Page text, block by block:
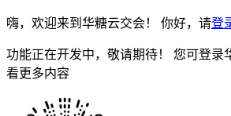
嗨，欢迎来到华糖云交会！ 你好，请登
功能正在开发中，敬请期待！ 您可登录
看更多内容